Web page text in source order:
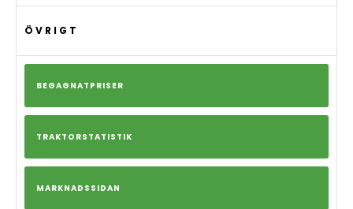
ÖVRIGT
BEGAGNATPRISER
TRAKTORSTATISTIK
MARKNADSSIDAN